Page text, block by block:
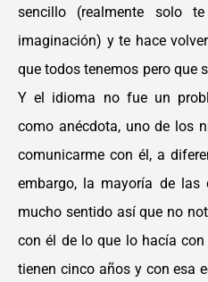
sencillo (realmente solo
imaginación) y te hace
que todos tenemos pero que
Y el idioma no fue un
como anécdota, uno de los
comunicarme con él, a
embargo, la mayoría de las
mucho sentido así que no
con él de lo que lo hacía
tienen cinco años y con esa